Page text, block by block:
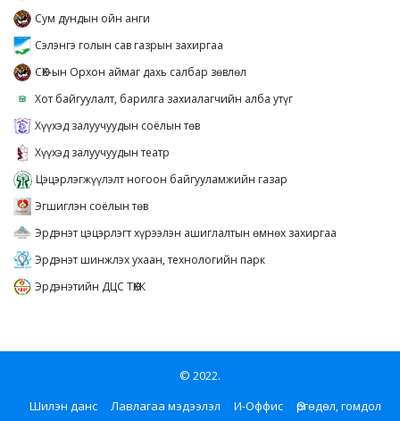
Сум дундын ойн анги
Сэлэнгэ голын сав газрын захиргаа
СӨХ-ын Орхон аймаг дахь салбар зөвлөл
Хот байгуулалт, барилга захиалагчийн алба утүг
Хүүхэд залуучуудын соёлын төв
Хүүхэд залуучуудын театр
Цэцэрлэгжүүлэлт ногоон байгууламжийн газар
Эгшиглэн соёлын төв
Эрдэнэт цэцэрлэгт хүрээлэн ашиглалтын өмнөх захиргаа
Эрдэнэт шинжлэх ухаан, технологийн парк
Эрдэнэтийн ДЦС ТӨХК
© 2022.
Шилэн данс
Лавлагаа мэдээлэл И-Оффис Өргөдөл, гомдол